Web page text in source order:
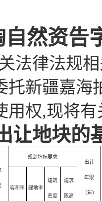
自然资告
法律法规
托新疆嘉海
用权,现将
让地块的
规划指标要求
出让
年限
（年）
容积率 绿地率
建筑
密度
建筑
限高